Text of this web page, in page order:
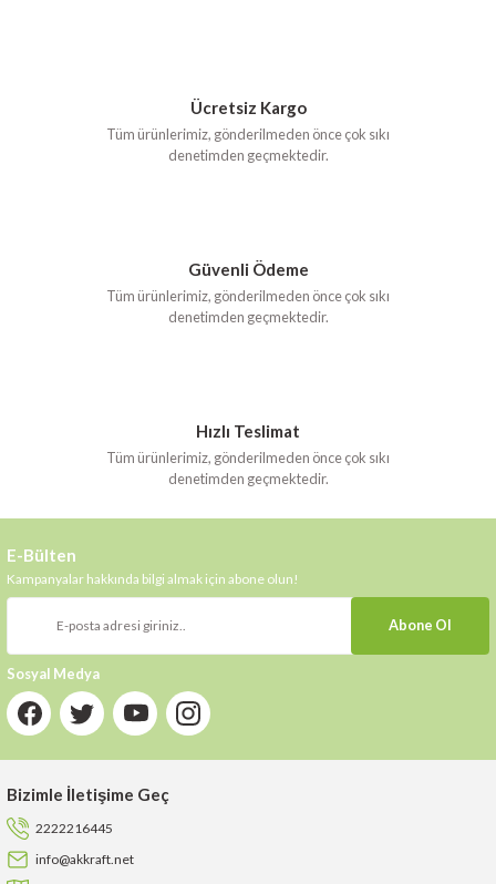
Ücretsiz Kargo
Tüm ürünlerimiz, gönderilmeden önce çok sıkı
denetimden geçmektedir.
Güvenli Ödeme
Tüm ürünlerimiz, gönderilmeden önce çok sıkı
denetimden geçmektedir.
Hızlı Teslimat
Tüm ürünlerimiz, gönderilmeden önce çok sıkı
denetimden geçmektedir.
E-Bülten
Kampanyalar hakkında bilgi almak için abone olun!
Abone Ol
Sosyal Medya
Bizimle İletişime Geç
2222216445
info@akkraft.net